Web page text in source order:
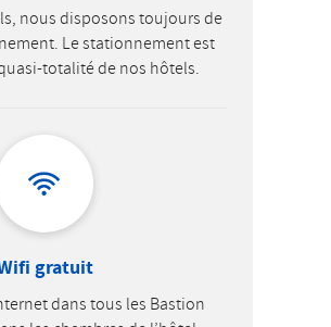
nous disposons toujours de
Le stationnement est
totalité de nos hôtels.
gratuit
dans tous les Bastion